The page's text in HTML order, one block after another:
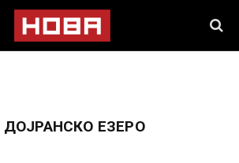
ДОЈРАНСКО ЕЗЕРО